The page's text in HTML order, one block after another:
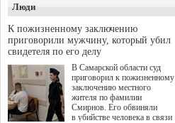
"Помощь фронту и семьям
участников СВО", которая
прошла в Отрадном 7
августа.
Люди
К пожизненному заключению
приговорили мужчину, который убил
свидетеля по его делу
В Самарской области суд
приговорил к пожизненному
заключению местного
жителя по фамилии
Смирнов. Его обвиняли
в убийстве человека в связи